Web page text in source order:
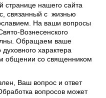
странице нашего сайта
связанный с жизнью
На ваши вопросы
Вознесенского
Обращаем ваше
характера
общении со священником
Ваш вопрос и ответ
вопросов может